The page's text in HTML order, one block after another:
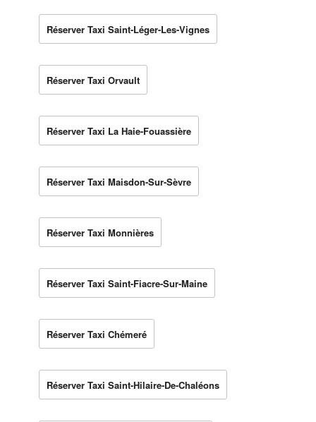
Réserver Taxi Saint-Léger-Les-Vignes
Réserver Taxi Orvault
Réserver Taxi La Haie-Fouassière
Réserver Taxi Maisdon-Sur-Sèvre
Réserver Taxi Monnières
Réserver Taxi Saint-Fiacre-Sur-Maine
Réserver Taxi Chémeré
Réserver Taxi Saint-Hilaire-De-Chaléons